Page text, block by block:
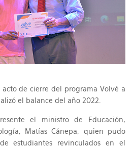
acto de cierre del programa Volvé a
el balance del año 2022.
el ministro de Educación,
Matías Cánepa, quien pudo
estudiantes revinculados en el